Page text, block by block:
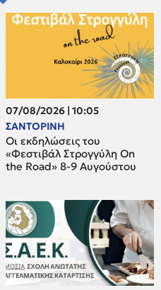
07/08/2026 | 10:05
ΣΑΝΤΟΡΙΝΗ
Οι εκδηλώσεις του
«Φεστιβάλ Στρογγύλη On
the Road» 8-9 Αυγούστου